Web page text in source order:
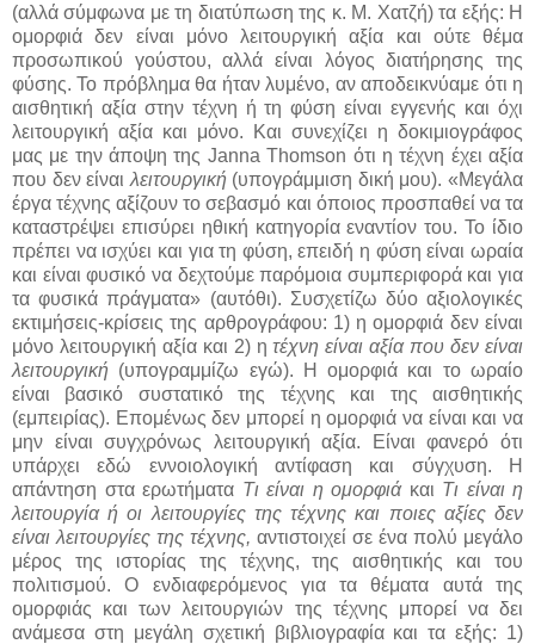
(αλλά σύμφωνα με τη διατύπωση της κ. Μ. Χατζή) τα εξής: Η
ομορφιά δεν είναι μόνο λειτουργική αξία και ούτε θέμα
προσωπικού γούστου, αλλά είναι λόγος διατήρησης της
φύσης. Το πρόβλημα θα ήταν λυμένο, αν αποδεικνύαμε ότι η
αισθητική αξία στην τέχνη ή τη φύση είναι εγγενής και όχι
λειτουργική αξία και μόνο. Και συνεχίζει η δοκιμιογράφος
μας με την άποψη της Janna Thomson ότι η τέχνη έχει αξία
που δεν είναι λειτουργική (υπογράμμιση δική μου). «Μεγάλα
έργα τέχνης αξίζουν το σεβασμό και όποιος προσπαθεί να τα
καταστρέψει επισύρει ηθική κατηγορία εναντίον του. Το ίδιο
πρέπει να ισχύει και για τη φύση, επειδή η φύση είναι ωραία
και είναι φυσικό να δεχτούμε παρόμοια συμπεριφορά και για
τα φυσικά πράγματα» (αυτόθι). Συσχετίζω δύο αξιολογικές
εκτιμήσεις-κρίσεις της αρθρογράφου: 1) η ομορφιά δεν είναι
μόνο λειτουργική αξία και 2) ητέχνη είναι αξία που δεν είναι
λειτουργική (υπογραμμίζω εγώ). Η ομορφιά και το ωραίο
είναι βασικό συστατικό της τέχνης και της αισθητικής
(εμπειρίας). Επομένως δεν μπορεί η ομορφιά να είναι και να
μην είναι συγχρόνως λειτουργική αξία. Είναι φανερό ότι
υπάρχει εδώ εννοιολογική αντίφαση και σύγχυση. Η
απάντηση στα ερωτήματα Τι είναι η ομορφιάκαι Τι είναι η
λειτουργία ή οι λειτουργίες της τέχνης και ποιες αξίες δεν
είναι λειτουργίες της τέχνης, αντιστοιχεί σε ένα πολύ μεγάλο
μέρος της ιστορίας της τέχνης, της αισθητικής και του
πολιτισμού. Ο ενδιαφερόμενος για τα θέματα αυτά της
ομορφιάς και των λειτουργιών της τέχνης μπορεί να δει
ανάμεσα στη μεγάλη σχετική βιβλιογραφία και τα εξής: 1)